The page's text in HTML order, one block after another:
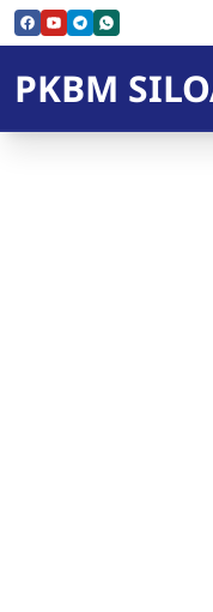
Skip to Content
PKBM